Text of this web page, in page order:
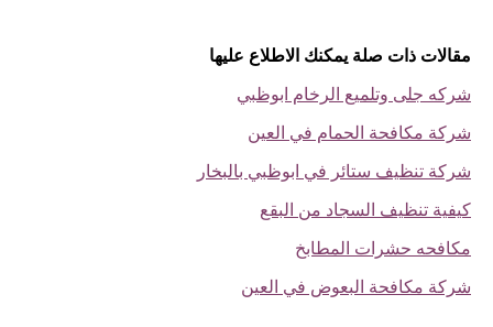
مقالات ذات صلة يمكنك الاطلاع عليها
شركه جلى وتلميع الرخام ابوظبي
شركة مكافحة الحمام في العين
شركة تنظيف ستائر في ابوظبي بالبخار
كيفية تنظيف السجاد من البقع
مكافحه حشرات المطابخ
شركة مكافحة البعوض في العين